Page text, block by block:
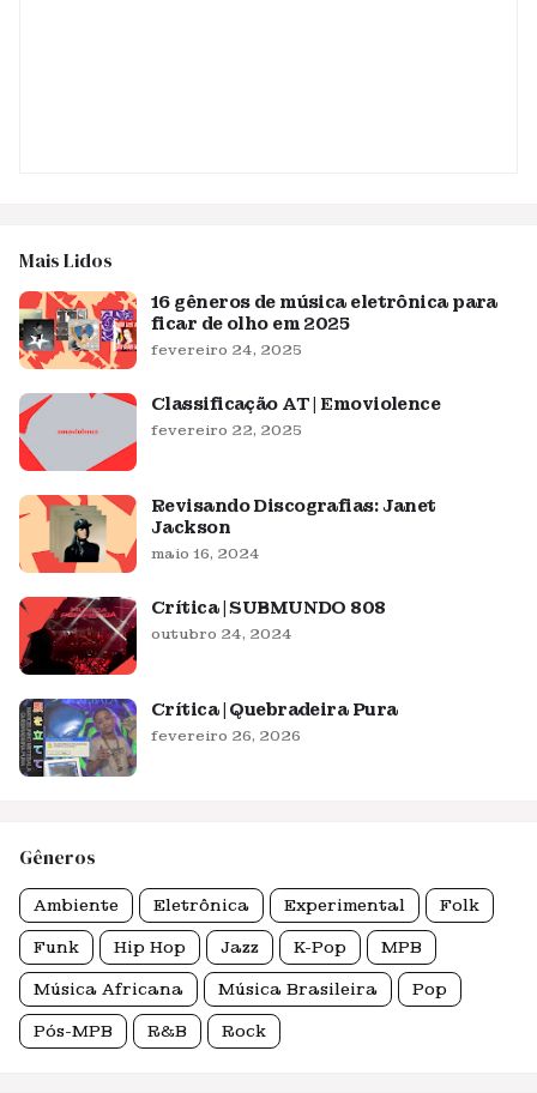
Mais Lidos
16 gêneros de música eletrônica para
ficar de olho em 2025
fevereiro 24, 2025
Classificação AT | Emoviolence
fevereiro 22, 2025
Revisando Discografias: Janet
Jackson
maio 16, 2024
Crítica | SUBMUNDO 808
outubro 24, 2024
Crítica | Quebradeira Pura
fevereiro 26, 2026
Gêneros
Ambiente Eletrônica Experimental Folk
Funk Hip Hop Jazz K-Pop MPB
Música Africana Música Brasileira Pop
Pós-MPB R&B Rock